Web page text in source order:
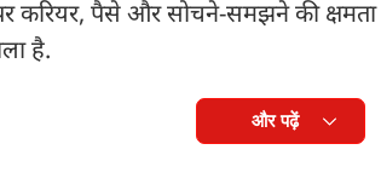
करियर, पैसे और सोचने-समझने की
है.
और पढ़ें